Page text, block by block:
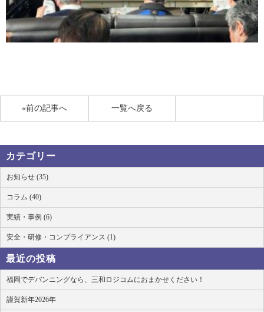
«前の記事へ 一覧へ戻る
カテゴリー
お知らせ (35)
コラム (40)
実績・事例 (6)
安全・研修・コンプライアンス (1)
最近の投稿
福岡でデバンニングなら、三和ロジコムにおまかせください！
謹賀新年2026年